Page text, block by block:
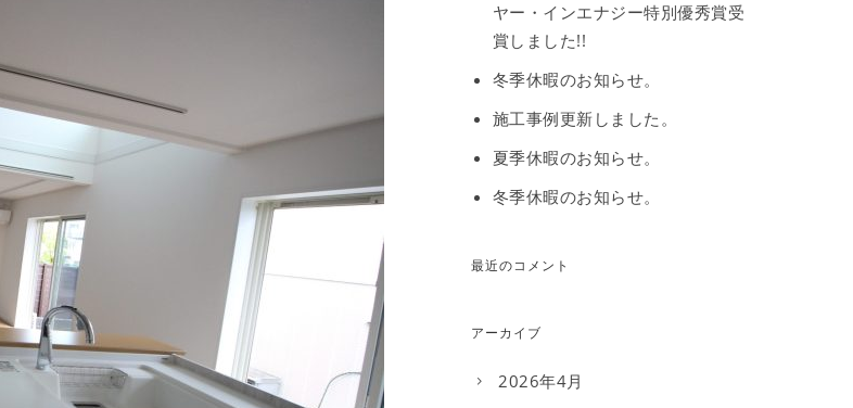
ヤー・インエナジー特別優秀賞受
賞しました!!
冬季休暇のお知らせ。
施工事例更新しました。
夏季休暇のお知らせ。
冬季休暇のお知らせ。
最近のコメント
アーカイブ
2026年4月